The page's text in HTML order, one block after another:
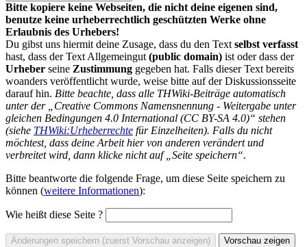
Bitte kopiere keine Webseiten, die nicht deine eigenen sind,
benutze keine urheberrechtlich geschützten Werke ohne
Erlaubnis des Urhebers!
Du gibst uns hiermit deine Zusage, dass du den Text selbst verfasst
hast, dass der Text Allgemeingut (public domain) ist oder dass der
Urheber seine Zustimmung gegeben hat. Falls dieser Text bereits
woanders veröffentlicht wurde, weise bitte auf der Diskussionsseite
darauf hin. Bitte beachte, dass alle THWiki-Beiträge automatisch
unter der „Creative Commons Namensnennung - Weitergabe unter
gleichen Bedingungen 4.0 International (CC BY-SA 4.0)“ stehen
(siehe THWiki:Urheberrechte für Einzelheiten). Falls du nicht
möchtest, dass deine Arbeit hier von anderen verändert und
verbreitet wird, dann klicke nicht auf „Seite speichern“.
Bitte beantworte die folgende Frage, um diese Seite speichern zu
können (weitere Informationen):
Wie heißt diese Seite ?